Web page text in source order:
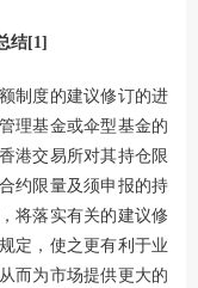
结[1]
制度的建议修订的进
理基金或伞型基金的
港交易所对其持仓限
约限量及须申报的持
将落实有关的建议修
定，使之更有利于业
而为市场提供更大的